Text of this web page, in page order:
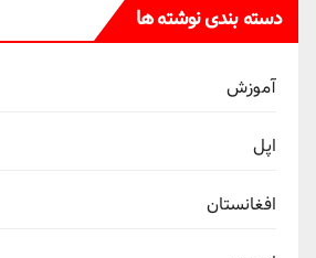
دسته بندی نوشته ها
آموزش
اپل
افغانستان